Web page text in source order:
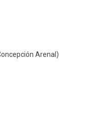
Arenal)